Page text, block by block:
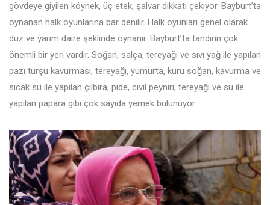
gövdeye giyilen köynek, üç etek, şalvar dikkati çekiyor. Bayburt’ta
oynanan halk oyunlarına bar denilir. Halk oyunları genel olarak
düz ve yarım daire şeklinde oynanır. Bayburt’ta tandırın çok
önemli bir yeri vardır. Soğan, salça, tereyağı ve sıvı yağ ile yapılan
pazı turşu kavurması, tereyağı, yumurta, kuru soğan, kavurma ve
sıcak su ile yapılan çılbıra, pide, civil peyniri, tereyağı ve su ile
yapılan papara gibi çok sayıda yemek bulunuyor.